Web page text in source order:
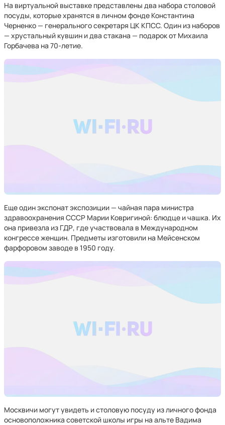
На виртуальной выставке представлены два набора столовой
посуды, которые хранятся в личном фонде Константина
Черненко — генерального секретаря ЦК КПСС. Один из наборов
— хрустальный кувшин и два стакана — подарок от Михаила
Горбачева на 70-летие.
Еще один экспонат экспозиции — чайная пара министра
здравоохранения СССР Марии Ковригиной: блюдце и чашка. Их
она привезла из ГДР, где участвовала в Международном
конгрессе женщин. Предметы изготовили на Мейсенском
фарфоровом заводе в 1950 году.
Москвичи могут увидеть и столовую посуду из личного фонда
основоположника советской школы игры на альте Вадима